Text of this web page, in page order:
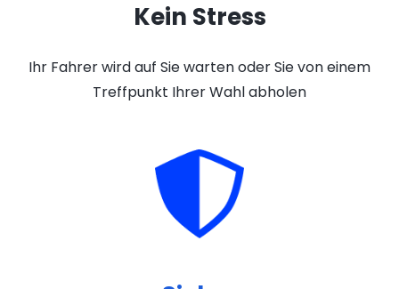
Kein Stress
Ihr Fahrer wird auf Sie warten oder Sie von einem
Treffpunkt Ihrer Wahl abholen